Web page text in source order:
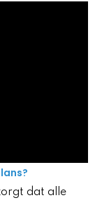
dat alle